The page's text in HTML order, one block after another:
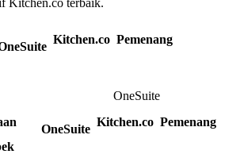
Kitchen.co Pemenang
OneSuite
OneSuite
Kitchen.co Pemenang